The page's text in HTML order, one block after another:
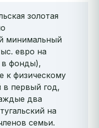
золотая
минимальный
евро на
в фонды),
к физическому
в первый год,
два
на
семьи.